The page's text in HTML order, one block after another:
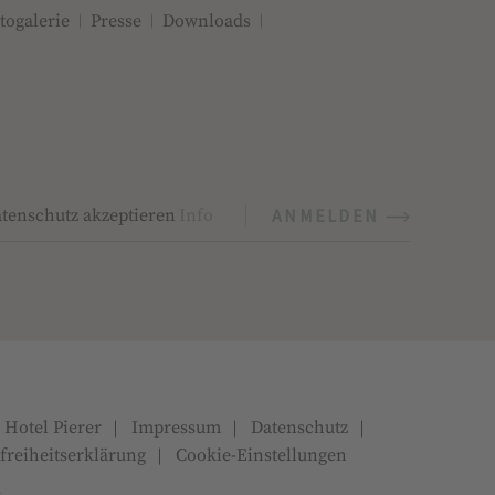
Presse Downloads
* akzeptieren
Hotel Pierer Impressum
Datenschutz
Cookie-Einstellungen